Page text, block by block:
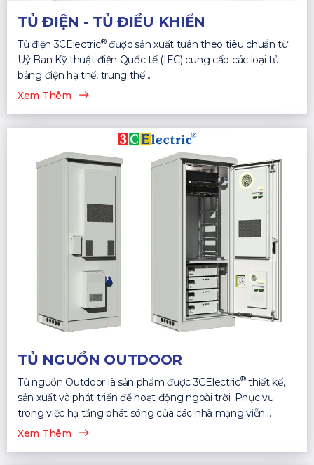
TỦ ĐIỆN - TỦ ĐIỀU KHIỂN
Tủ điện 3CElectric®được sản xuất tuân theo tiêu chuẩn từ
Uỷ Ban Kỹ thuật điện Quốc tế (IEC) cung cấp các loại tủ
bảng điện hạ thế, trung thế...
Xem Thêm
TỦ NGUỒN OUTDOOR
Tủ nguồn Outdoor là sản phẩm được 3CElectric®thiết kế,
sản xuất và phát triển để hoạt động ngoài trời. Phục vụ
trong việc hạ tầng phát sóng của các nhà mạng viễn
thông...
Xem Thêm